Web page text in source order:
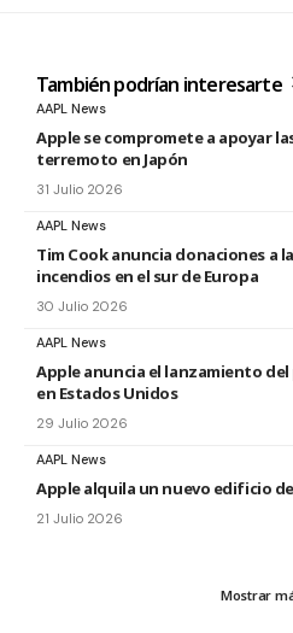
También podrían interesarte
AAPL News
Apple se compromete a apoyar
terremoto en Japón
31 Julio 2026
AAPL News
Tim Cook anuncia donaciones a
incendios en el sur de Europa
30 Julio 2026
AAPL News
Apple anuncia el lanzamiento del
en Estados Unidos
29 Julio 2026
AAPL News
Apple alquila un nuevo edificio
21 Julio 2026
Mostrar